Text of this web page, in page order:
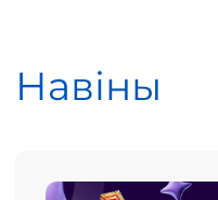
Навіны